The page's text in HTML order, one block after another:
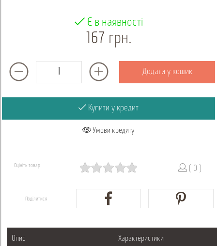
Є в наявності
167 грн.
Додати у кошик
Купити у кредит
Умови кредиту
Оцініть товар ( 0 )
Поділитися
Опис Характеристики